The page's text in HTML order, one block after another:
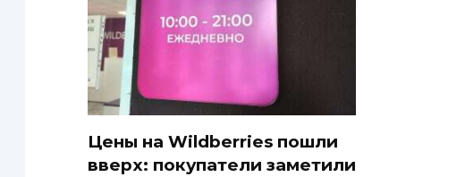
Цены на Wildberries пошли
вверх: покупатели заметили